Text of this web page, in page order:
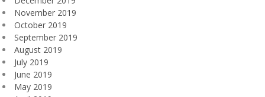
November 2019
October 2019
September 2019
August 2019
July 2019
June 2019
May 2019